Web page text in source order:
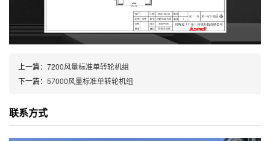
上一篇： 7200风量标准单转轮机组
下一篇： 57000风量标准单转轮机组
联系方式